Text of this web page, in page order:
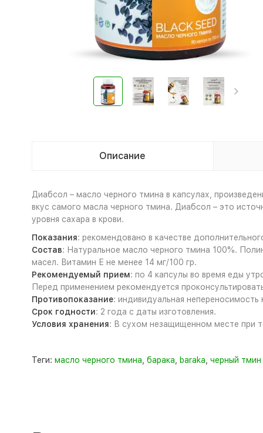
Описание
Диабсол – масло черного тмина в капсулах,
вкус самого масла черного тмина. Диабсол – это
уровня сахара в крови.
Показания: рекомендовано в качестве
Состав: Натуральное масло черного тмина 100%.
масел. Витамин Е не менее 14 мг/100 гр.
Рекомендуемый прием: по 4 капсулы во время еды
Перед применением рекомендуется
Противопоказание: индивидуальная
Срок годности: 2 года с даты изготовления.
Условия хранения: В сухом незащищенном месте при
Теги: масло черного тмина барака baraka черный тмин